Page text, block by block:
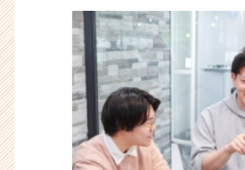
就
活
サ
イ
ト
チ
ア
キ
ャ